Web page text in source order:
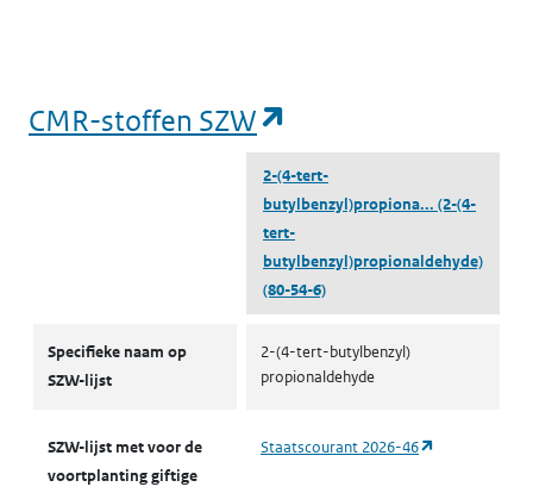
CMR-stoffen SZW
2-(4-tert-
butylbenzyl)propiona... (2-(4-
tert-
butylbenzyl)propionaldehyde)
(80-54-6)
Specifieke naam op
SZW-lijst
2-(4-tert-butylbenzyl)
propionaldehyde
SZW-lijst met voor de
voortplanting giftige
Staatscourant 2026-46